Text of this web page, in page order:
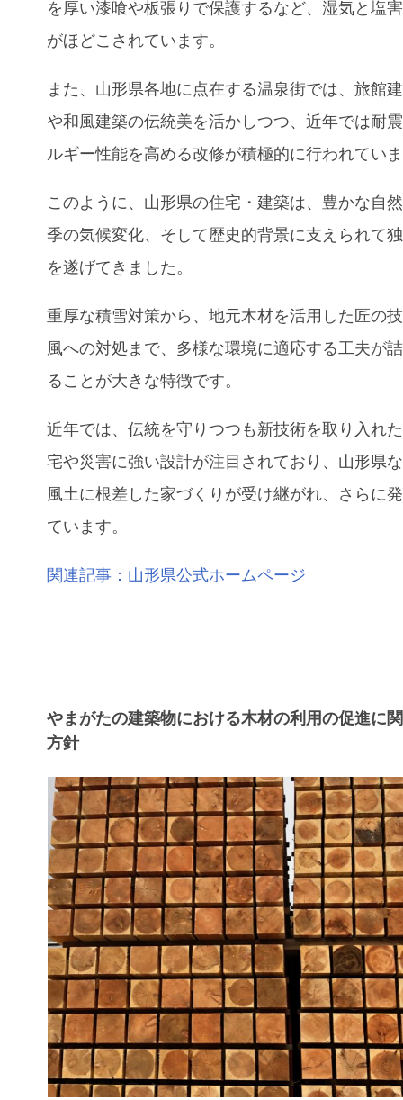
を厚い漆喰や板張りで保護するなど、湿気と塩
がほどこされています。
また、山形県各地に点在する温泉街では、旅館
や和風建築の伝統美を活かしつつ、近年では耐
ルギー性能を高める改修が積極的に行われてい
このように、山形県の住宅・建築は、豊かな自
季の気候変化、そして歴史的背景に支えられて
を遂げてきました。
重厚な積雪対策から、地元木材を活用した匠の
風への対処まで、多様な環境に適応する工夫が
ることが大きな特徴です。
近年では、伝統を守りつつも新技術を取り入れ
宅や災害に強い設計が注目されており、山形県
風土に根差した家づくりが受け継がれ、さらに
ています。
関連記事：山形県公式ホームページ
やまがたの建築物における木材の利用の促進に
方針